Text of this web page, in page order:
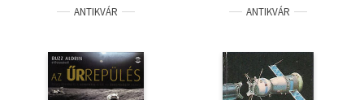
ANTIKVÁR ANTIKVÁR